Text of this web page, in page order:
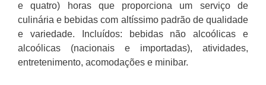
e quatro) horas que proporciona um serviço de
culinária e bebidas com altíssimo padrão de qualidade
e variedade. Incluídos:
bebidas não alcoólicas e
alcoólicas (nacionais e importadas), atividades,
entretenimento, acomodações e minibar.